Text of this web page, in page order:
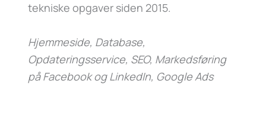
tekniske opgaver siden 2015.
Hjemmeside, Database,
Opdateringsservice, SEO, Markedsføring
på Facebook og LinkedIn, Google Ads